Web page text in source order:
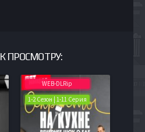
К ПРОСМОТРУ:
WEB-DLRip
1-2 Сезон | 1-11 Серия